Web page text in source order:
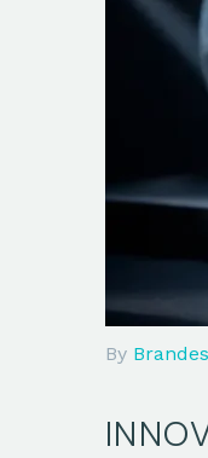
By